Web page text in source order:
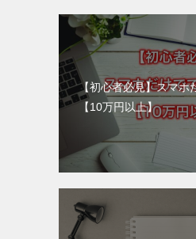
【初心者必見】スマホ
【10万円以上】